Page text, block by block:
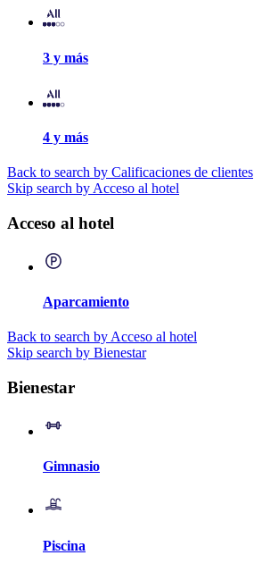
3 y más
4 y más
Back to search by Calificaciones de clientes
Skip search by Acceso al hotel
Acceso al hotel
Aparcamiento
Back to search by Acceso al hotel
Skip search by Bienestar
Bienestar
Gimnasio
Piscina